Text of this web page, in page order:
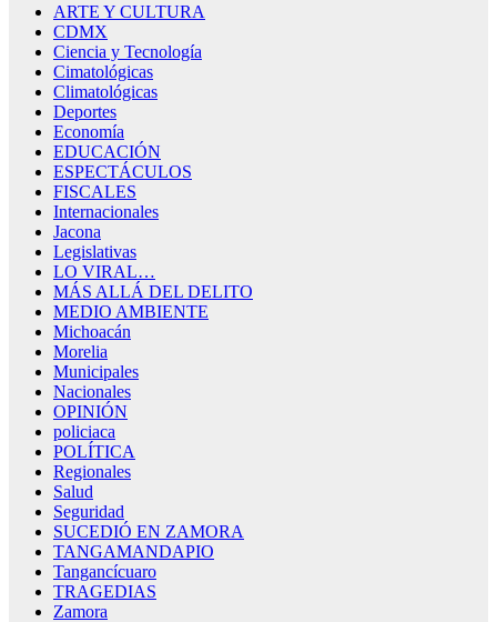
ARTE Y CULTURA
CDMX
Ciencia y Tecnología
Cimatológicas
Climatológicas
Deportes
Economía
EDUCACIÓN
ESPECTÁCULOS
FISCALES
Internacionales
Jacona
Legislativas
LO VIRAL…
MÁS ALLÁ DEL DELITO
MEDIO AMBIENTE
Michoacán
Morelia
Municipales
Nacionales
OPINIÓN
policiaca
POLÍTICA
Regionales
Salud
Seguridad
SUCEDIÓ EN ZAMORA
TANGAMANDAPIO
Tangancícuaro
TRAGEDIAS
Zamora